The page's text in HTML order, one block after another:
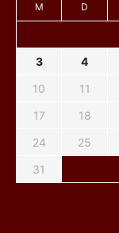
M D
3
4
10
11
17
18
24
25
31